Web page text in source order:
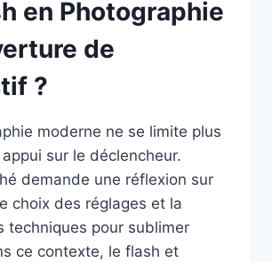
en Photographie
de
?
moderne ne se limite plus
sur le déclencheur.
demande une réflexion sur
choix des réglages et la
techniques pour sublimer
ce contexte, le flash et